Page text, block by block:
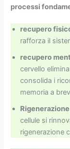
processi
recupero
rafforza il
recupero
cervello
consolida i
memoria a
cellule si
rigenerazione